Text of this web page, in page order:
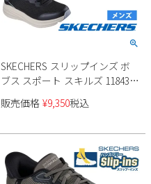
SKECHERS スリップインズ ボ
ブス スポート スキルズ 118431
メンズ
販売価格 ¥9,350税込